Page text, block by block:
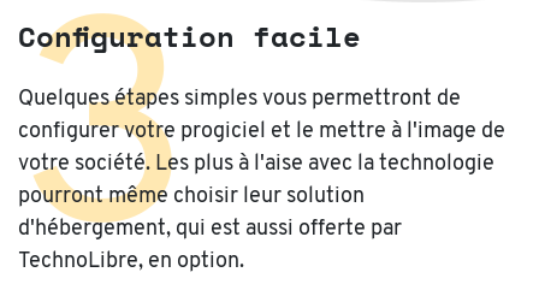
3
Configuration facile
Quelques étapes simples vous permettront de
configurer votre progiciel et le mettre à l'image de
votre société. Les plus à l'aise avec la technologie
pourront même choisir leur solution
d'hébergement, qui est aussi offerte par
TechnoLibre, en option.